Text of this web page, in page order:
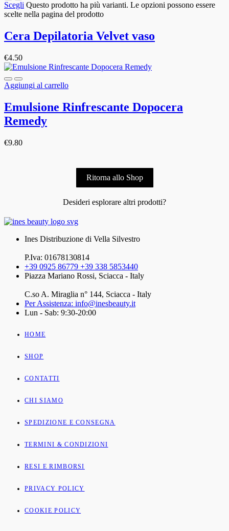
Scegli Questo prodotto ha più varianti. Le opzioni possono essere
scelte nella pagina del prodotto
Cera Depilatoria Velvet vaso
€4.50
Aggiungi al carrello
Emulsione Rinfrescante Dopocera
Remedy
€9.80
Ritorna allo Shop
Desideri esplorare altri prodotti?
Ines Distribuzione di Vella Silvestro
P.Iva: 01678130814
+39 0925 86779 +39 338 5853440
Piazza Mariano Rossi, Sciacca - Italy
C.so A. Miraglia n° 144, Sciacca - Italy
Per Assistenza: info@inesbeauty.it
Lun - Sab: 9:30-20:00
HOME
SHOP
CONTATTI
CHI SIAMO
SPEDIZIONE E CONSEGNA
TERMINI & CONDIZIONI
RESI E RIMBORSI
PRIVACY POLICY
COOKIE POLICY